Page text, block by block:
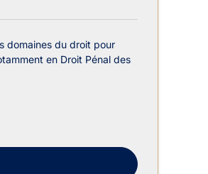
domaines du droit pour
en Droit Pénal des